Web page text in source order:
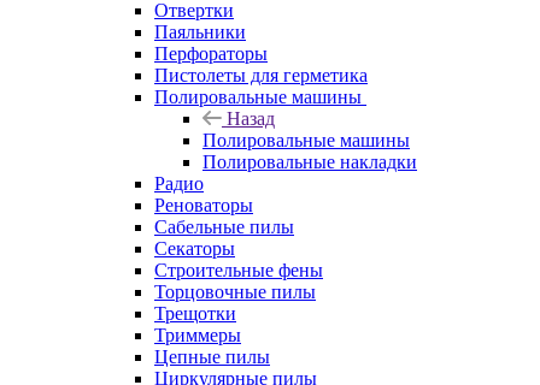
Отвертки
Паяльники
Перфораторы
Пистолеты для герметика
Полировальные машины
Назад
Полировальные машины
Полировальные накладки
Радио
Реноваторы
Сабельные пилы
Секаторы
Строительные фены
Торцовочные пилы
Трещотки
Триммеры
Цепные пилы
Циркулярные пилы